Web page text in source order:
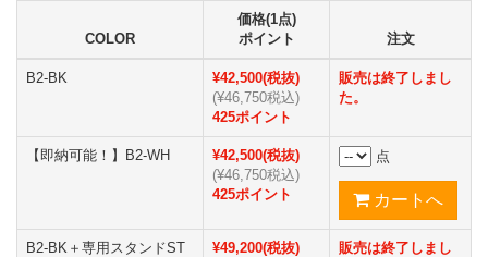
COLOR
価格(1点)
ポイント
注文
B2-BK
¥42,500(税抜)
(¥46,750税込)
425ポイント
販売は終了しまし
た。
【即納可能！】B2-WH
¥42,500(税抜)
(¥46,750税込)
425ポイント
点
B2-BK＋専用スタンドST
¥49,200(税抜)
販売は終了しまし